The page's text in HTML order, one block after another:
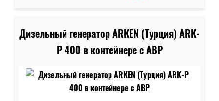
Дизельный генератор ARKEN (Турция) ARK-
P 400 в контейнере c АВР